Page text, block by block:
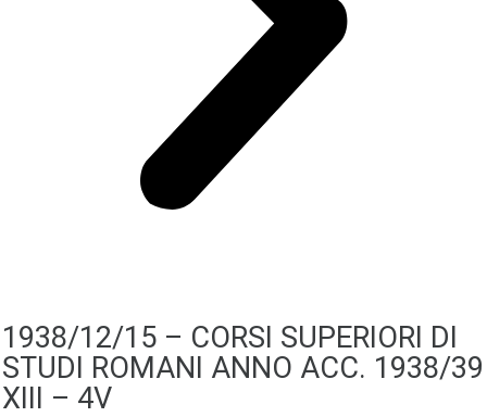
1938/12/15 – CORSI SUPERIORI DI
STUDI ROMANI ANNO ACC. 1938/39
XIII – 4V